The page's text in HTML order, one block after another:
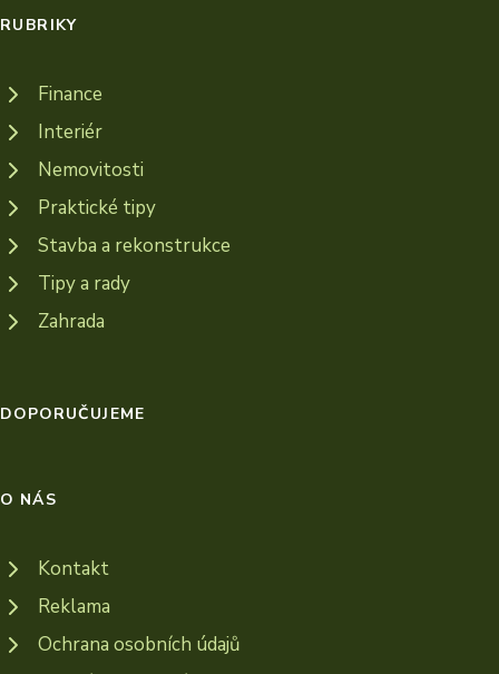
RUBRIKY
Finance
Interiér
Nemovitosti
Praktické tipy
Stavba a rekonstrukce
Tipy a rady
Zahrada
DOPORUČUJEME
O NÁS
Kontakt
Reklama
Ochrana osobních údajů